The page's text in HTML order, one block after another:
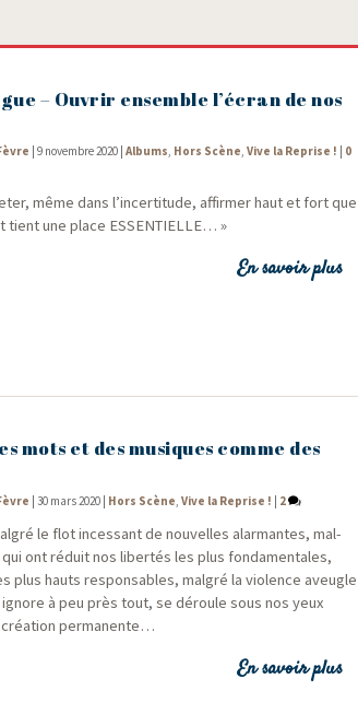
– Ouvrir ensemble l’écran de nos
|9 novembre 2020 |Albums, Hors Scène,Vive la Reprise ! 0
même dans l’in­cer­ti­tude, affir­mer haut et fort que
tient une place ESSENTIELLE… »
En savoir plus
mots et des musiques comme des
|30 mars 2020 Hors Scène,Vive la Reprise ! 2
le flot inces­sant de nou­velles alar­mantes, mal­
ont réduit nos liber­tés les plus fon­da­men­tales,
plus hauts res­pon­sables, mal­gré la vio­lence aveugle
ignore à peu près tout, se déroule sous nos yeux
créa­tion permanente…
En savoir plus